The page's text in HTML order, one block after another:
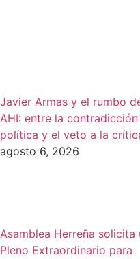
Javier Armas y el rumbo
AHI: entre la contradicción
política y el veto a la
agosto 6, 2026
Asamblea Herreña solicita
Pleno Extraordinario para